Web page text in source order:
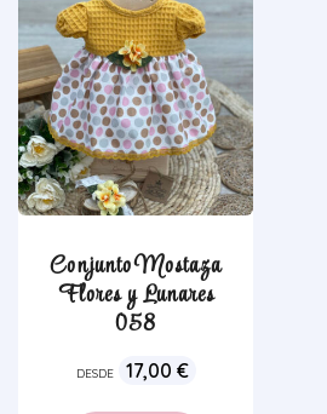
Conjunto Mostaza
Flores y Lunares
058
DESDE 17,00 €